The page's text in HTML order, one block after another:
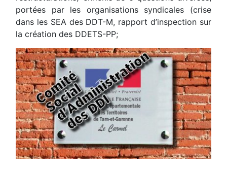
portées par les organisations syndicales (crise
dans les SEA des DDT-M, rapport d’inspection sur
la création des DDETS-PP;